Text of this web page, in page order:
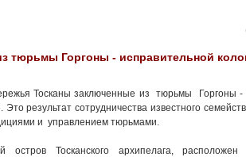
тюрьмы Горгоны - исправительной
Тосканы заключенные из тюрьмы Горгоны -
Это результат сотрудничества известного
и управлением тюрьмами.
остров Тосканского архипелага,